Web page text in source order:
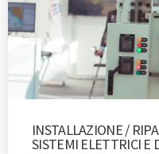
INSTALLAZIONE /
SISTEMI ELETTRICI E